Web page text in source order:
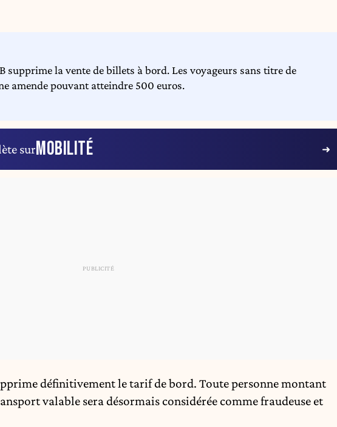
supprime la vente de billets à bord. Les voyageurs sans titre de
amende pouvant atteindre 500 euros.
surMOBILITÉ
définitivement le tarif de bord. Toute personne montant
valable sera désormais considérée comme fraudeuse et